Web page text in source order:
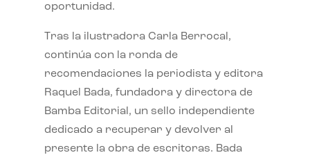
oportunidad.
Tras la ilustradora Carla Berrocal,
continúa con la ronda de
recomendaciones la periodista y editora
Raquel Bada, fundadora y directora de
Bamba Editorial, un sello independiente
dedicado a recuperar y devolver al
presente la obra de escritoras. Bada